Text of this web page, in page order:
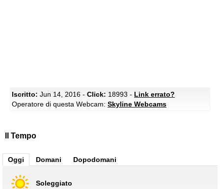
Iscritto: Jun 14, 2016 - Click: 18993 - Link errato?
Operatore di questa Webcam: Skyline Webcams
Il Tempo
Oggi Domani Dopodomani
Soleggiato